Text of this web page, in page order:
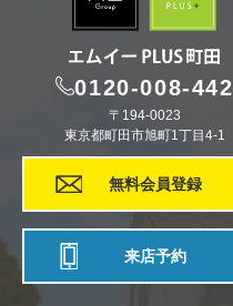
0120-008-442
〒194-0023
東京都町田市旭町1丁目4-1
無料会員登録
来店予約